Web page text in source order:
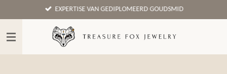
direct
naar
hoofdinhoud
EXPERTISE VAN GEDIPLOMEERD GOUDSMID